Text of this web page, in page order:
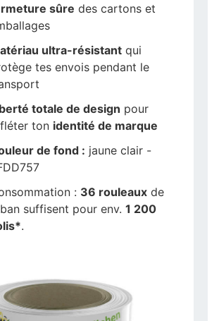
sûre des cartons et
ultra-résistant qui
tes envois pendant le
totale de design pour
ton identité de marque
de fond : jaune clair -
: 36 rouleaux de
suffisent pour env. 1 200
.